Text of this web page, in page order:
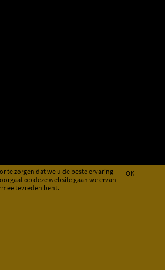
te zorgen dat we u de beste ervaring
op deze website gaan we ervan
tevreden bent.
OK